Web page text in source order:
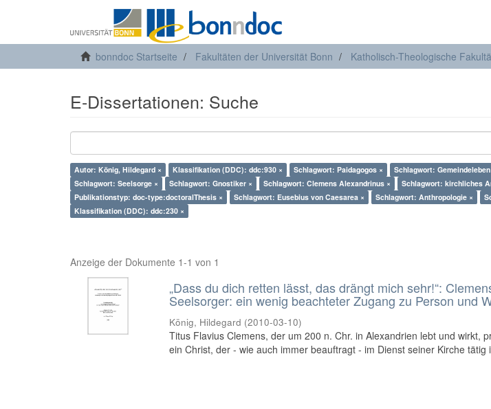
bonndoc Startseite Fakultäten der Universität Bonn Katholisch-Theologische
E-Dissertationen: Suche
Autor: König, Hildegard × Klassifikation (DDC): ddc:930 × Schlagwort: Paidagogos × Schlagwort:
Schlagwort: Seelsorge ×
Schlagwort: Gnostiker × Schlagwort: Clemens Alexandrinus × Schlagwort: kirchliches
Publikationstyp: doc-type:doctoralThesis ×
Schlagwort: Eusebius von Caesarea × Schlagwort: Anthropologie ×
Klassifikation (DDC): ddc:230 ×
Anzeige der Dokumente 1-1 von 1
„Dass du dich retten lässt, das drängt mich sehr!“:
Seelsorger: ein wenig beachteter Zugang zu Person und
König, Hildegard (2010-03-10)
Titus Flavius Clemens, der um 200 n. Chr. in Alexandrien lebt und wirkt,
ein Christ, der - wie auch immer beauftragt - im Dienst seiner Kirche tätig